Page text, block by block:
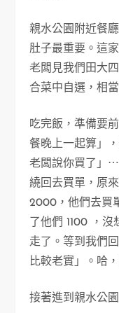
親水公園附近餐
肚子最重要。這
老闆見我們田大
合菜中自選，相
吃完飯，準備要
餐晚上一起算」
老闆說你買了」
繞回去買單，原
2000，他們去買
了他們 1100 ，
走了。等到我們
比較老實」。哈
接著進到親水公